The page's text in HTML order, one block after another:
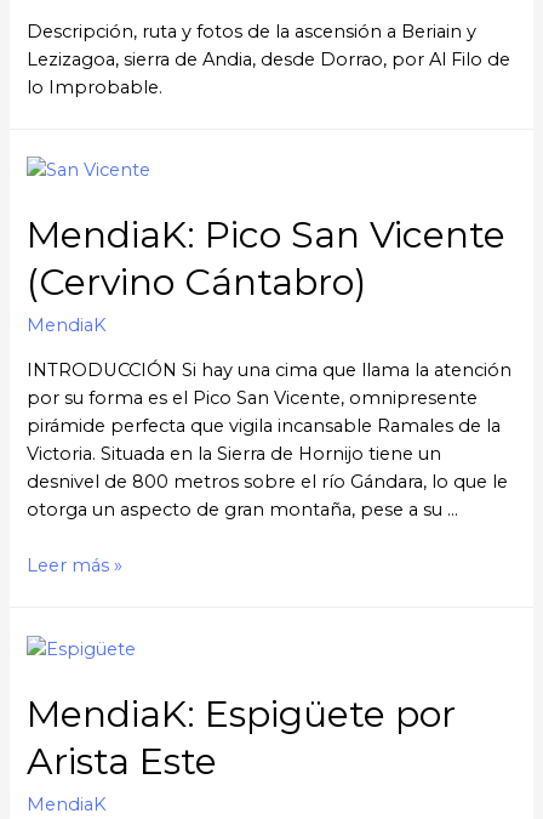
Descripción, ruta y fotos de la ascensión a Beriain y
Lezizagoa, sierra de Andia, desde Dorrao, por Al Filo de
lo Improbable.
MendiaK: Pico San Vicente
(Cervino Cántabro)
MendiaK
INTRODUCCIÓN Si hay una cima que llama la atención
por su forma es el Pico San Vicente, omnipresente
pirámide perfecta que vigila incansable Ramales de la
Victoria. Situada en la Sierra de Hornijo tiene un
desnivel de 800 metros sobre el río Gándara, lo que le
otorga un aspecto de gran montaña, pese a su …
Leer más »
MendiaK: Espigüete por
Arista Este
MendiaK